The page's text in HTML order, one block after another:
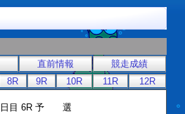
直前情報
競走成績
8R 9R 10R 11R 12R
日目 6R 予 選